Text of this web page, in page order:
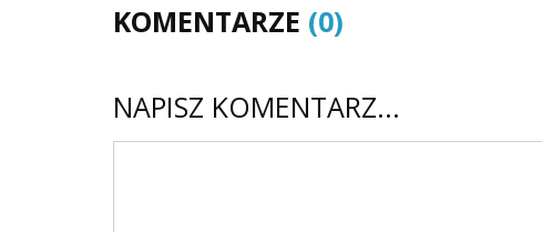
KOMENTARZE (0)
NAPISZ KOMENTARZ...